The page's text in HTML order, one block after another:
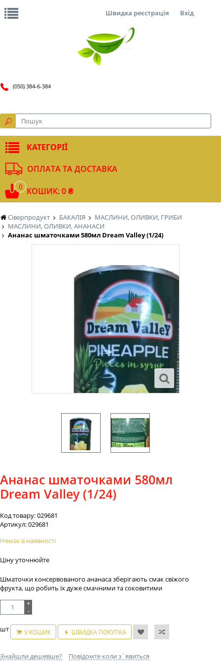
Сіверпродукт БАКАЛІЯ
МАСЛИНИ, ОЛИВКИ, ГРИБИ
МАСЛИНИ, ОЛИВКИ, АНАНАСИ
Ананас шматочками 580мл Dream Valley (1/24)
Ананас шматочками 580мл
Dream Valley (1/24)
Код товару:029681
Артикул:029681
Немає в наявності
Ціну уточнюйте
Шматочки консервованого ананаса зберігають смак свіжого
фрукта, що робить їх дуже смачними та соковитими
+
-
шт У КОШИК ШВИДКА ПОКУПКА
Знайшли дешевше? Повідомте коли з`явиться
Швидка реєстрація Вхід
(050) 384-6-384
КАТЕГОРІЇ
ОПЛАТА ТА ДОСТАВКА
0 КОШИК: 0 ₴